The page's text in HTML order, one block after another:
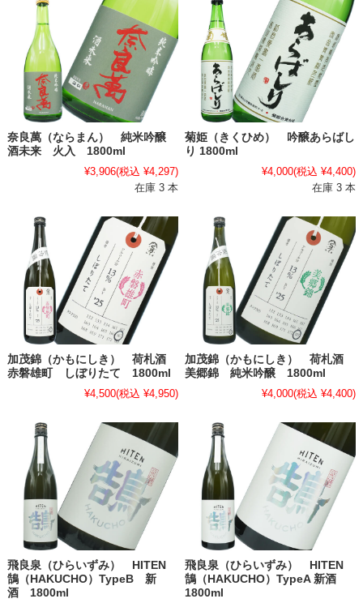
奈良萬（ならまん） 純米吟醸
酒未来 火入 1800ml
¥3,906(税込 ¥4,297)
在庫 3 本
菊姫（きくひめ） 吟醸あらばし
り 1800ml
¥4,000(税込 ¥4,400)
在庫 3 本
加茂錦（かもにしき） 荷札酒
赤磐雄町 しぼりたて 1800ml
¥4,500(税込 ¥4,950)
加茂錦（かもにしき） 荷札酒
美郷錦 純米吟醸 1800ml
¥4,000(税込 ¥4,400)
飛良泉（ひらいずみ） HITEN
鵠（HAKUCHO）TypeB 新
酒 1800ml
飛良泉（ひらいずみ） HITEN
鵠（HAKUCHO）TypeA 新酒
1800ml